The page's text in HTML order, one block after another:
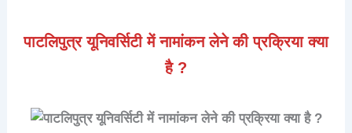
पाटलिपुत्रयूनिवर्सिटी में नामांकन लेने की प्रक्रिया क्या
है ?